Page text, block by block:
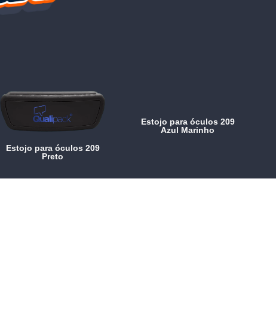
Estojo para óculos 209
Preto
Estojo para óculos 209
Azul Marinho